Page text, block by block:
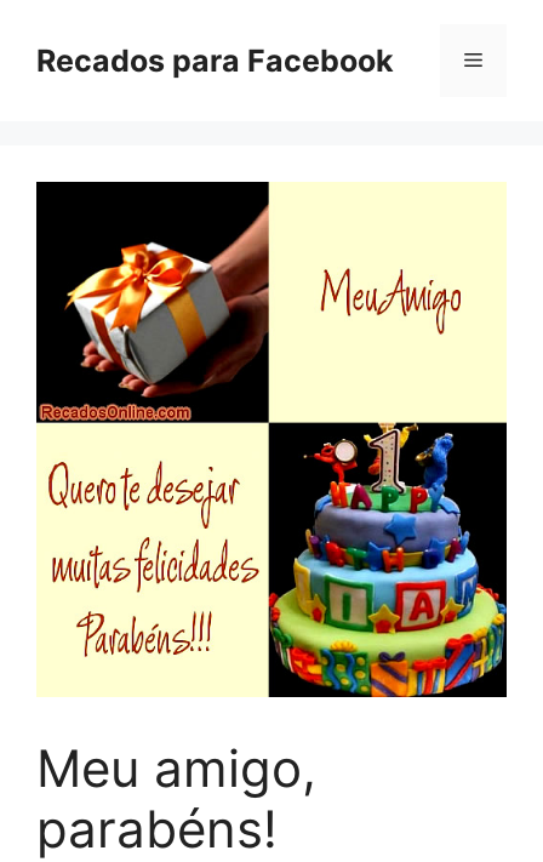
paraRecados para Facebook Menu
Meu amigo,
parabéns!